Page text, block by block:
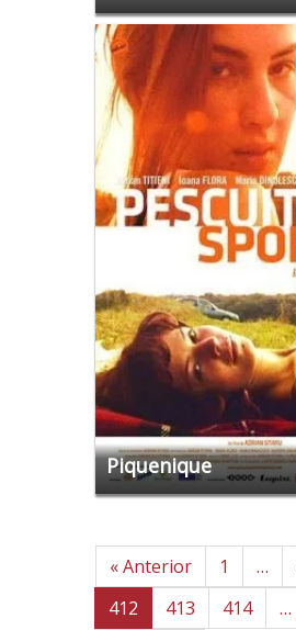
Piquenique
« Anterior 1 …
412
413 414 …